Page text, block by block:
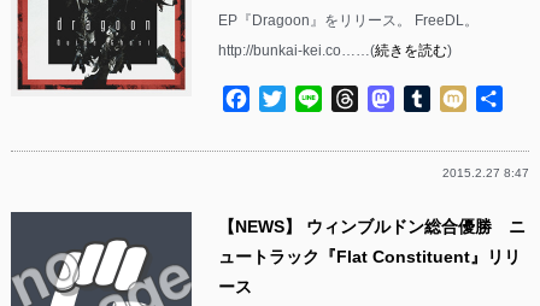
EP『Dragoon』をリリース。 FreeDL。
http://bunkai-kei.co……(続きを読む)
Facebook
TwitterLine ThreadsMastodon
Tumblr
Mixi
2015.2.27 8:47
【NEWS】 ウィンブルドン総合優勝 ニ
ュートラック『Flat Constituent』リリ
ース